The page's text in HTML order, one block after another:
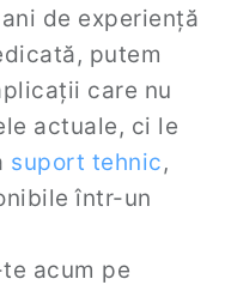
de experiență
putem
care nu
actuale, ci le
suport tehnic,
într-un
acum pe